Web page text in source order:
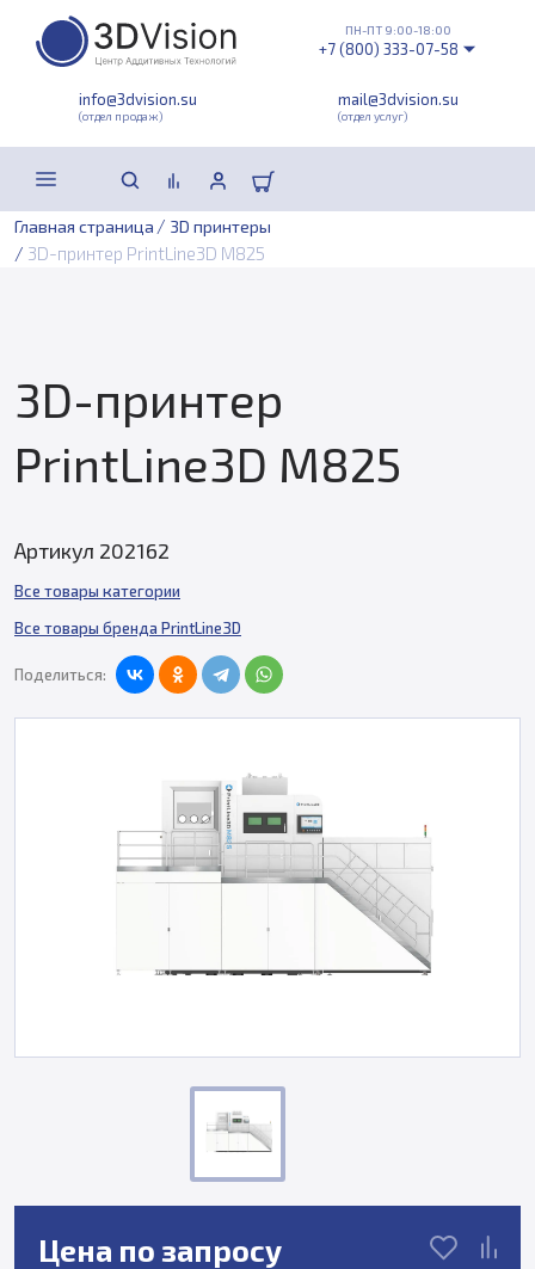
info@3dvision.su
(отдел продаж)
mail@3dvision.su
(отдел услуг)
ПН-ПТ 9:00-18:00
+7 (800) 333-07-58
Главная страница / 3D принтеры
/ 3D-принтер PrintLine3D M825
3D-принтер
PrintLine3D M825
Артикул 202162
Все товары категории
Все товары бренда PrintLine3D
Поделиться:
Цена по запросу